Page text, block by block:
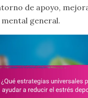
de apoyo,
general.